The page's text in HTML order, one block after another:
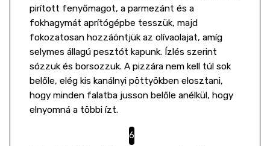
pirított fenyőmagot, a parmezánt és a
fokhagymát aprítógépbe tesszük, majd
fokozatosan hozzáöntjük az olívaolajat, amíg
selymes állagú pesztót kapunk. Ízlés szerint
sózzuk és borsozzuk. A pizzára nem kell túl sok
belőle, elég kis kanálnyi pöttyökben elosztani,
hogy minden falatba jusson belőle anélkül, hogy
elnyomná a többi ízt.